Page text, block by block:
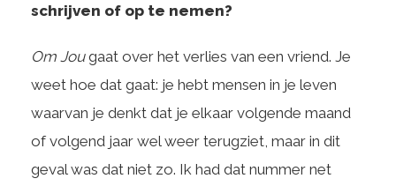
schrijven of op te nemen?
Om Jougaat over het verlies van een vriend. Je
weet hoe dat gaat: je hebt mensen in je leven
waarvan je denkt dat je elkaar volgende maand
of volgend jaar wel weer terugziet, maar in dit
geval was dat niet zo. Ik had dat nummer net